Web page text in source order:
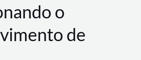
o
de